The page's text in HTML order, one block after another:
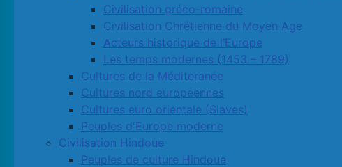
Civilisation gréco-romaine
Civilisation Chrétienne du Moyen Age
Acteurs historique de l’Europe
Les temps modernes (1453 – 1789)
Cultures de la Méditeranée
Cultures nord européennes
Cultures euro orientale (Slaves)
Peuples d'Europe moderne
Civilisation Hindoue
Peuples de culture Hindoue